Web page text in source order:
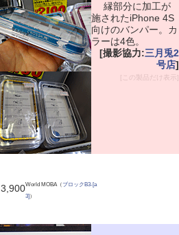
縁部分に加工が
施されたiPhone 4S
向けのバンパー。カ
ラーは4色。
[撮影協力:三月兎2
号店]
[この製品だけ表示]
3,900World MOBA（ブロックB3-[a
3] ）